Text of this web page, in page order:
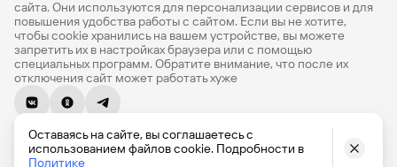
Виртуальные карты
Премиум
Private
РКО
ВЭД
сайта. Они используются для персонализации сервисов и для
повышения удобства работы с сайтом. Если вы не хотите,
чтобы сookie хранились на вашем устройстве, вы можете
запретить их в настройках браузера или с помощью
специальных программ. Обратите внимание, что после их
отключения сайт может работать хуже
© 1990-2026, Банк ГПБ (АО) Генеральная лицензия Банка
России № 354
English version
Оставаясь на сайте, вы соглашаетесь с
использованием файлов cookie. Подробности в
Политике